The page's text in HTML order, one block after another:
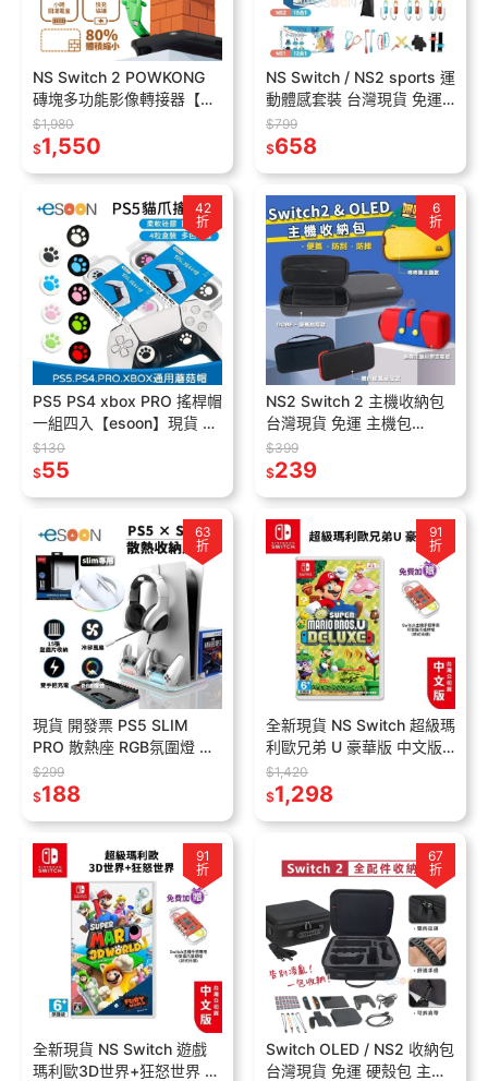
NS Switch 2 POWKONG
磚塊多功能影像轉接器【現
貨】65W 支援4K PD快充
NS2 電視轉接器
$1,980
$1,550
NS Switch / NS2 sports 運
動體感套裝 台灣現貨 免運
握把 方向盤 球拍 劍 腿帶 綁
腿 運動配件
$799
$658
42
折
PS5 PS4 xbox PRO 搖桿帽
一組四入【esoon】現貨 貓
爪手柄搖桿帽 搖桿帽 類比
帽 保護帽 蘑菇帽
$130
$55
6
折
NS2 Switch 2 主機收納包
台灣現貨 免運 主機包
switch 通用收納包 收納包
便攜包 外出包
$399
$239
63
折
現貨 開發票 PS5 SLIM
PRO 散熱座 RGB氛圍燈 雙
手把充電 PS5底座 散熱架
收納底座 風扇散熱
$299
$188
91
折
全新現貨 NS Switch 超級瑪
利歐兄弟 U 豪華版 中文版
【esoon電玩】馬力歐 U 瑪
利兄弟U 瑪莉歐 遊戲
$1,420
$1,298
91
折
全新現貨 NS Switch 遊戲
瑪利歐3D世界+狂怒世界 中
67
折
Switch OLED / NS2 收納包
台灣現貨 免運 硬殼包 主機